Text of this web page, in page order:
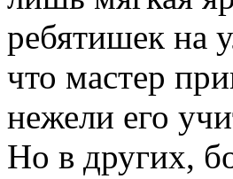
ребятишек на
что мастер
нежели его
Но в других,